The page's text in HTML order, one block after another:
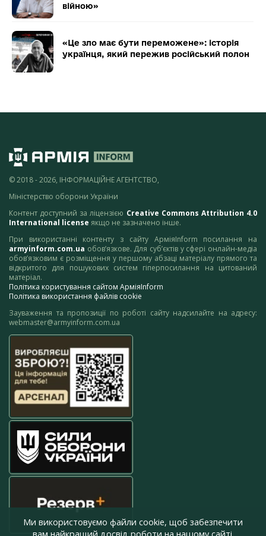
війною»
«Це зло має бути переможене»: історія
українця, який пережив російський полон
© 2018 - 2026, ІНФОРМАЦІЙНЕ АГЕНТСТВО,
Міністерство оборони України
Контент доступний за ліцензією Creative Commons Attribution 4.0
International license якщо не зазначено інше.
При використанні контенту з сайту АрміяInform посилання на
armyinform.com.ua обов’язкове. Для суб’єктів у сфері онлайн-медіа
обов’язковим є розміщення у першому абзаці матеріалу прямого та
відкритого для пошукових систем гіперпосилання на цитований
матеріал.
Політика користування сайтом АрміяInform
Політика використання файлів cookie
Зауваження та пропозиції по роботі сайту надсилайте на адресу:
webmaster@armyinform.com.ua
Ми використовуємо файли cookie, щоб забезпечити